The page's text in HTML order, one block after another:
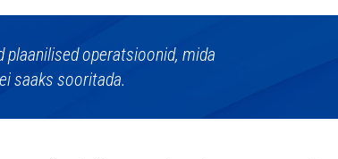
plaanilised operatsioonid, mida
saaks sooritada.